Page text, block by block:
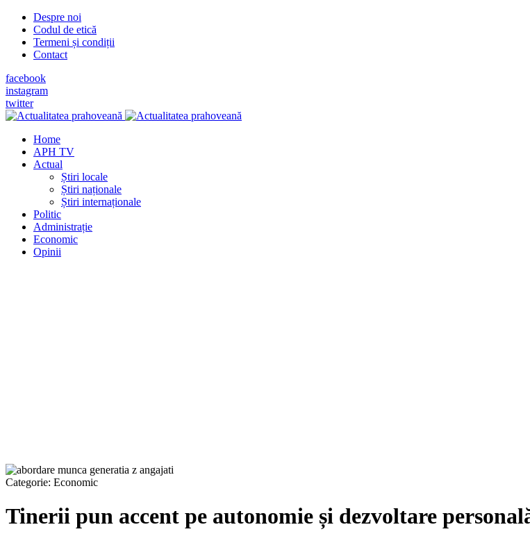
Despre noi
Codul de etică
Termeni și condiții
Contact
facebook
instagram
twitter
Home
APH TV
Actual
Știri locale
Știri naționale
Știri internaționale
Politic
Administrație
Economic
Opinii
Categorie: Economic
Tinerii pun accent pe autonomie și dezvoltare